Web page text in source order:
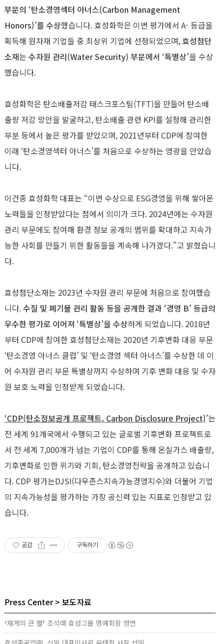
부문의 ‘탄소경영섹터 아너스(Carbon Management
Honors)’를 수상했습니다.효성화학은 이번 평가에서 A- 등급을
획득해 원자재 기업들 중 최상위 기업에 선정되었으며,효성첨단
소재는 수자원 관리(Water Security) 부문에서 ‘특별상’을 수상
했습니다.
효성화학은 탄소배출저감 태스크포스팀(TFT)을 만들어 탄소배
출량 저감 방안을 발굴하고, 탄소배출 관련 KPI를 설정해 관리한
부분 등에서 높은 평가를 받았으며, 2021년부터 CDP에 참여한
이래 ‘탄소경영섹터 아너스’를 처음으로 수상하는 영광을 안았습
니다.
이건종 효성화학 대표는 “이번 수상으로 ESG경영을 위해 쌓아온
노력들을 인정받았다는 점에서 의미가 크다. 2024년에는 수자원
관리 부문에도 참여해 환경 정보 공개의 범위를 확대하고 지속가
능한 사회를 만들기 위한 활동들을 계속해 나가겠다.”고 밝혔습니
다.
효성첨단소재는 2023년 수자원 관리 부문에 처음으로 참여했습
니다.수질 및 폐기물 관리 활동 등을 공개한 결과 ‘경영 B’ 등급의
우수한 평가로 이어져 ‘특별상’을 수상하게 되었습니다. 2018년
부터 CDP에 참여한 효성첨단소재는 2020년 기후변화 대응 부문
‘탄소경영 아너스 클럽’ 및 ‘탄소경영 섹터 아너스’를 수상한 데 이
어 수자원 관리 부문 특별상까지 수상하며 기후 변화 대응 및 수자
원 보호 노력을 인정받게 되었습니다.
‘CDP(탄소정보공개 프로젝트, Carbon Disclosure Project)’는
전 세계 91개국에서 수행되고 있는 글로벌 기후변화 프로젝트로
서 전 세계 7,000개가 넘는 기업이 CDP를 통해 온실가스 배출량,
기후변화로 인한 위기와 기회, 탄소경영전략을 공개하고 있습니
다. CDP 평가는DJSI(다우존스지속가능경영지수)와 더불어 기업
의 지속가능성을 평가하는 가장 공신력 있는 지표로 인정받고 있
습니다.
공감 구독하기
Press Center 보도자료
❛재계의 큰 별❜ 조석래 효성그룹 명예회장 영면